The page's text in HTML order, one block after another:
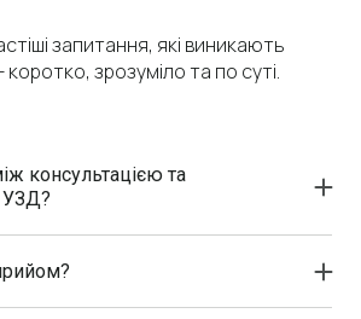
запитання, які виникають
зрозуміло та по суті.
консультацією та
УЗД?
ультразвукова діагностика для